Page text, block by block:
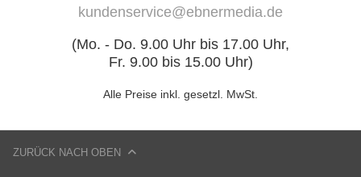
kundenservice@ebnermedia.de
(Mo. - Do. 9.00 Uhr bis 17.00 Uhr,
Fr. 9.00 bis 15.00 Uhr)
Alle Preise inkl. gesetzl. MwSt.
ZURÜCK NACH OBEN